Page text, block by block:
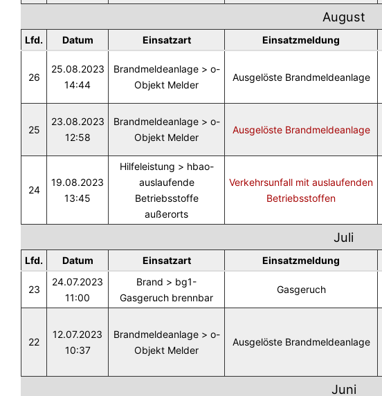
August
Lfd. Datum Einsatzart Einsatzmeldung
26
25.08.2023
14:44
Brandmeldeanlage > o-
Objekt Melder
Ausgelöste Brandmeldeanlage
25
23.08.2023
12:58
Brandmeldeanlage > o-
Objekt Melder
Ausgelöste Brandmeldeanlage
24
19.08.2023
13:45
Hilfeleistung > hbao-
auslaufende
Betriebsstoffe
außerorts
Verkehrsunfall mit auslaufenden
Betriebsstoffen
Juli
Lfd. Datum Einsatzart Einsatzmeldung
23
24.07.2023
11:00
Brand > bg1-
Gasgeruch brennbar
Gasgeruch
22
12.07.2023
10:37
Brandmeldeanlage > o-
Objekt Melder
Ausgelöste Brandmeldeanlage
Juni